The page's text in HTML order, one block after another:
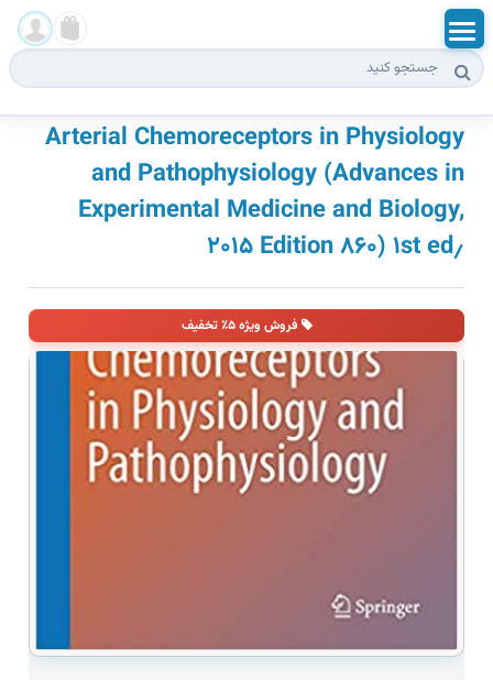
ورود
ثبت نام
Arterial Chemoreceptors in Physiology
and Pathophysiology (Advances in
Experimental Medicine and Biology,
۸۶۰) ۱st ed٫ ۲۰۱۵ Edition
فروش ویژه ۵٪ تخفیف